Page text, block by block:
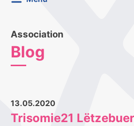
Association
Blog
13.05.2020
Trisomie21